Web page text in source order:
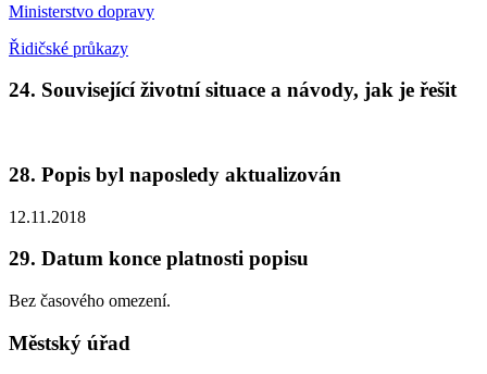
Ministerstvo dopravy
Řidičské průkazy
24. Související životní situace a návody, jak je řešit
28. Popis byl naposledy aktualizován
12.11.2018
29. Datum konce platnosti popisu
Bez časového omezení.
Městský úřad